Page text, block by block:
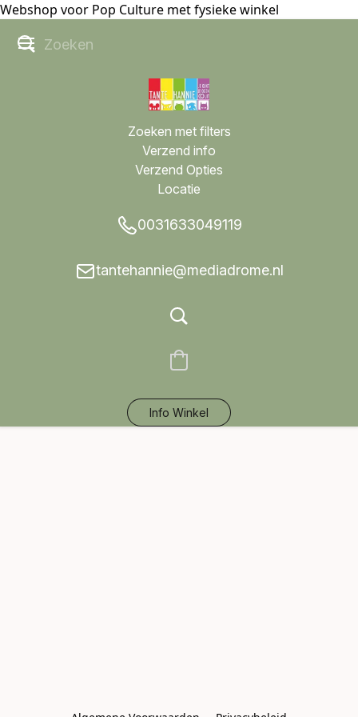
Webshop voor Pop Culture met fysieke winkel
Zoeken met filters
Verzend info
Verzend Opties
Locatie
0031633049119
tantehannie@mediadrome.nl
Info Winkel